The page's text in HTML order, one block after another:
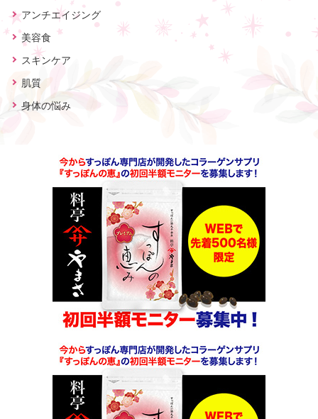
アンチエイジング
美容食
スキンケア
肌質
身体の悩み